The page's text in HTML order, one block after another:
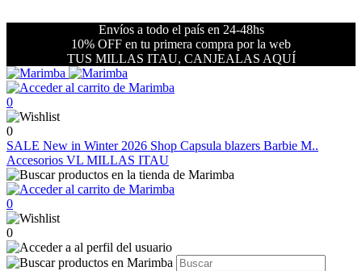
Envíos a todo el país en 24-48hs
10% OFF en tu primera compra por la web
TUS MILLAS ITAU, CANJEALAS AQUÍ
0
0
SALE New in Winter 2026 Shop Capsula blazers Barbie M..
Accesorios VL MILLAS ITAU
0
0